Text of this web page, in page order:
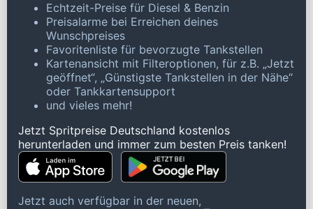
Echtzeit-Preise für Diesel & Benzin
Preisalarme bei Erreichen deines
Wunschpreises
Favoritenliste für bevorzugte Tankstellen
Kartenansicht mit Filteroptionen, für z.B. „Jetzt
geöffnet“, „Günstigste Tankstellen in der Nähe“
oder Tankkartensupport
und vieles mehr!
Jetzt Spritpreise Deutschland kostenlos
herunterladen und immer zum besten Preis tanken!
Jetzt auch verfügbar in der neuen,